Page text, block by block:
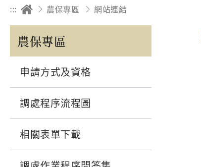
::: 農保專區 網站連結
農保專區
申請方式及資格
調處程序流程圖
相關表單下載